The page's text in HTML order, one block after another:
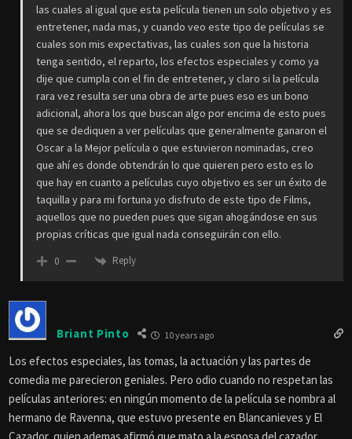
las cuales al igual que esta película tienen un solo objetivo y es
entretener, nada mas, y cuando veo este tipo de películas se
cuales son mis expectativas, las cuales son que la historia
tenga sentido, el reparto, los efectos especiales y como ya
dije que cumpla con el fin de entretener, y claro si la película
rara vez resulta ser una obra de arte pues eso es un bono
adicional, ahora los que buscan algo por encima de esto pues
que se dediquen a ver películas que generalmente ganaron el
Oscar a la Mejor película o que estuvieron nominadas, creo
que ahí es donde obtendrán lo que quieren pero esto es lo
que hay en cuanto a películas cuyo objetivo es ser un éxito de
taquilla y para mi fortuna yo disfruto de este tipo de Films,
aquellos que no pueden pues que sigan ahogándose en sus
propias críticas que igual nada conseguirán con ello.
0 Reply
Briant Pinto 10 years ago
Los efectos especiales, las tomas, la actuación y las partes de
comedia me parecieron geniales. Pero odio cuando no respetan las
películas anteriores: en ningún momento de la película se nombra al
hermano de Ravenna, que estuvo presente en Blancanieves y El